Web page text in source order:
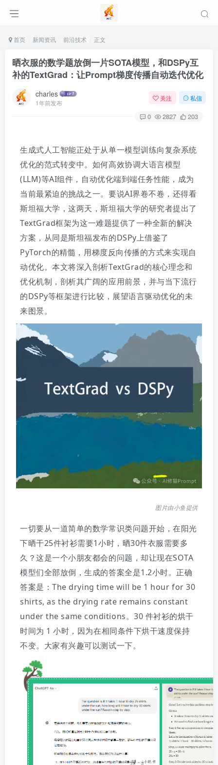
首页 新闻资讯 前沿技术 正文
晒衣服的数学题放倒一片SOTA模型，和DSPy互
补的TextGrad：让Prompt梯度传播自动迭代优化
charles
1年前发布
关注 私信
0 2827 203
生成式人工智能正处于从单一模型训练向复杂系统
优化的范式转变中。如何高效协调大语言模型
(LLM)等AI组件，自动优化端到端任务性能，成为
当前最紧迫的挑战之一。要说AI界卷不卷，还得看
斯坦福大学，这两天，斯坦福大学的研究者提出了
TextGrad框架为这一难题提供了一种全新的解决
方案，从同是斯坦福发布的DSPy上借鉴了
PyTorch的精髓，用梯度反向传播的方式来实现自
动优化。本文将深入剖析TextGrad的核心理念和
优化机制，剖析其广阔的应用前景，并与当下流行
的DSPy等框架进行比较，展望语言驱动优化的未
来图景。
图片由小鱼提供
一切要从一道简单的数学常识类问题开始，在阳光
下晒干25件衬衫需要1小时，晒30件衣服需要多
久？这是一个小朋友都会的问题，却让现在SOTA
模型们全部放倒，生成的答案全是1.2小时。正确
答案是：The drying time will be 1 hour for 30
shirts, as the drying rate remains constant
under the same conditions。30 件衬衫的烘干
时间为 1 小时，因为在相同条件下烘干速度保持
不变。大家有兴趣可以测试一下。